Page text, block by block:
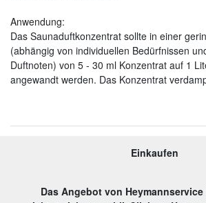
Anwendung:
Das Saunaduftkonzentrat sollte in einer
(abhängig von individuellen Bedürfnissen
Duftnoten) von 5 - 30 ml Konzentrat auf 1
angewandt werden. Das Konzentrat
Einkaufen
Das Angebot von Heymannservice